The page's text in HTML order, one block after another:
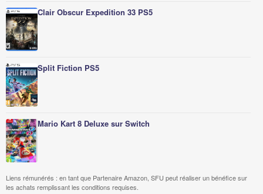
Clair Obscur Expedition 33 PS5
Split Fiction PS5
Mario Kart 8 Deluxe sur Switch
Liens rémunérés : en tant que Partenaire Amazon, SFU peut réaliser un bénéfice sur
les achats remplissant les conditions requises.